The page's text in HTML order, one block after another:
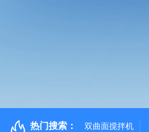
热门搜索： 双曲面搅拌机